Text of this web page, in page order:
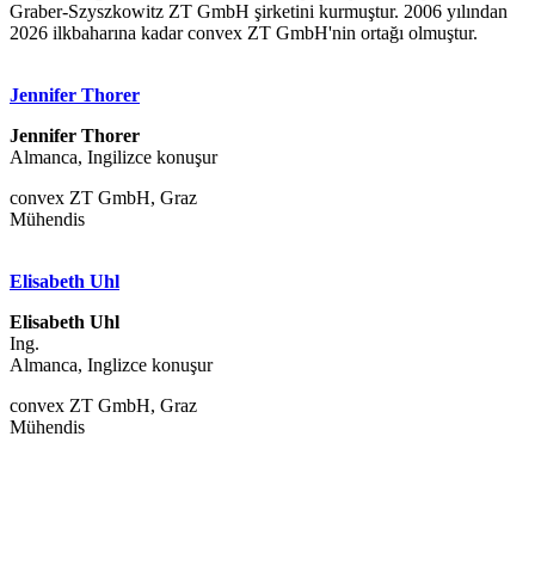
Graber-Szyszkowitz ZT GmbH şirketini kurmuştur. 2006 yılından
2026 ilkbaharına kadar convex ZT GmbH'nin ortağı olmuştur.
Jennifer Thorer
Jennifer Thorer
Almanca, Ingilizce konuşur
convex ZT GmbH, Graz
Mühendis
Elisabeth Uhl
Elisabeth Uhl
Ing.
Almanca, Inglizce konuşur
convex ZT GmbH, Graz
Mühendis